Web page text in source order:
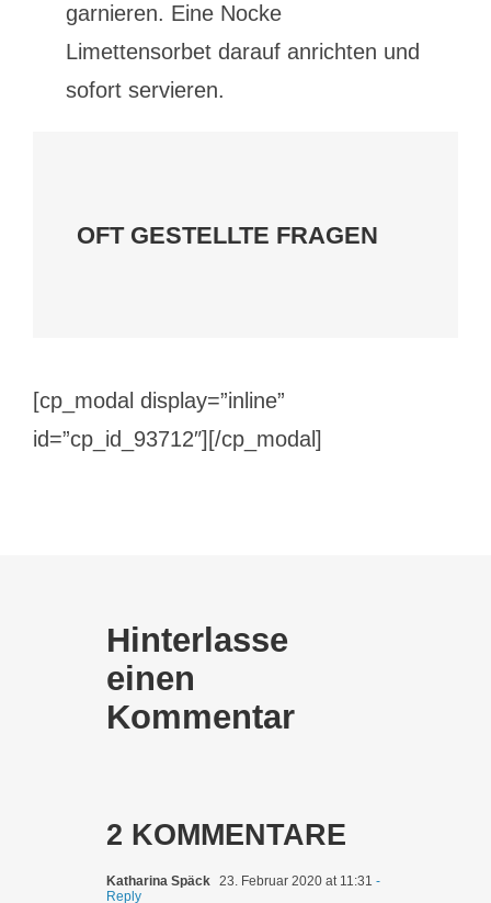
garnieren. Eine Nocke
Limettensorbet darauf anrichten und
sofort servieren.
OFT GESTELLTE FRAGEN
[cp_modal display=”inline”
id=”cp_id_93712″][/cp_modal]
Hinterlasse
einen
Kommentar
2 KOMMENTARE
Katharina Späck 23. Februar 2020 at 11:31 -
Reply